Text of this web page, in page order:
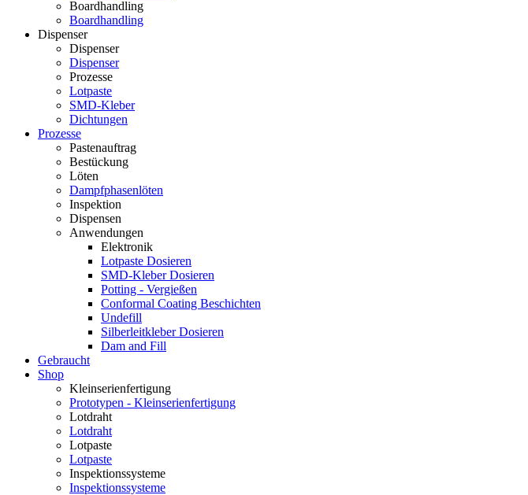
Boardhandling
Boardhandling
Dispenser
Dispenser
Dispenser
Prozesse
Lotpaste
SMD-Kleber
Dichtungen
Prozesse
Pastenauftrag
Bestückung
Löten
Dampfphasenlöten
Inspektion
Dispensen
Anwendungen
Elektronik
Lotpaste Dosieren
SMD-Kleber Dosieren
Potting - Vergießen
Conformal Coating Beschichten
Undefill
Silberleitkleber Dosieren
Dam and Fill
Gebraucht
Shop
Kleinserienfertigung
Prototypen - Kleinserienfertigung
Lotdraht
Lotdraht
Lotpaste
Lotpaste
Inspektionssysteme
Inspektionssysteme